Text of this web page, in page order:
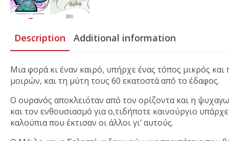
Description Additional information
Μια φορά κι έναν καιρό, υπήρχε ένας τόπος μικρός
μοιρών, και τη μύτη τους 60 εκατοστά από το έδαφος.
Ο ουρανός αποκλειόταν από τον ορίζοντα και η
και τον ενθουσιασμό για ο,τιδήποτε καινούργιο
καλούπια που έκτισαν οι άλλοι γι’ αυτούς.